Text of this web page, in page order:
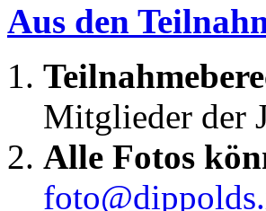
Aus den
Mitglieder der
Alle Fotos